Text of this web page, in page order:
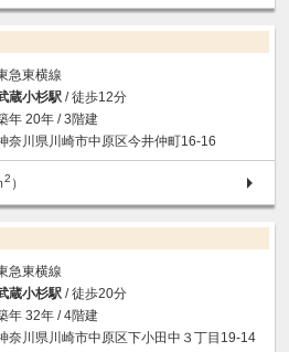
急東横線
蔵小杉駅/ 徒歩12分
年 20年 / 3階建
奈川県川崎市中原区今井仲町16-16
2 ）
急東横線
蔵小杉駅/ 徒歩20分
年 32年 / 4階建
奈川県川崎市中原区下小田中３丁目19-14